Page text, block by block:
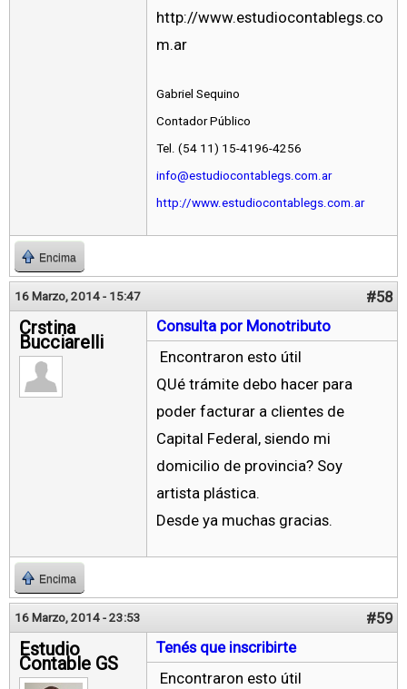
http://www.estudiocontablegs.co
m.ar
Gabriel Sequino
Contador Público
Tel. (54 11) 15-4196-4256
info@estudiocontablegs.com.ar
http://www.estudiocontablegs.com.ar
Encima
16 Marzo, 2014 - 15:47 #58
Crstina
Bucciarelli
Consulta por Monotributo
Encontraron esto útil
QUé trámite debo hacer para
poder facturar a clientes de
Capital Federal, siendo mi
domicilio de provincia? Soy
artista plástica.
Desde ya muchas gracias.
Encima
16 Marzo, 2014 - 23:53 #59
Estudio
Contable GS
Tenés que inscribirte
Encontraron esto útil